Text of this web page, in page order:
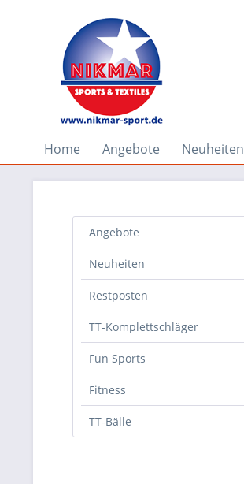
Home Angebote Neuheiten
Angebote
Neuheiten
Restposten
TT-Komplettschläger
Fun Sports
Fitness
TT-Bälle